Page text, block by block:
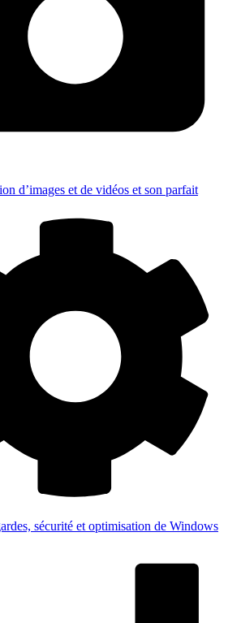
d’images et de vidéos et son parfait
sécurité et optimisation de Windows